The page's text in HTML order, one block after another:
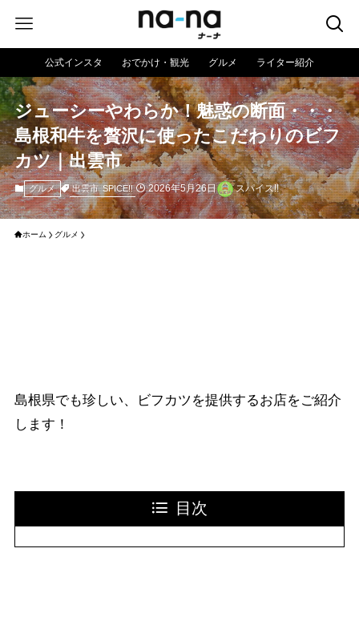
公式インスタ おでかけ・観光 グルメ ライター紹介
ジューシーやわらか！魅惑の断面・・・
島根和牛を贅沢に使ったこだわりのビフ
カツ｜出雲市
グルメ 出雲市 SPICE!! 2026年5月26日 スパイス!!
ホーム グルメ
島根県でも珍しい、ビフカツを提供するお店をご紹介
します！
目次